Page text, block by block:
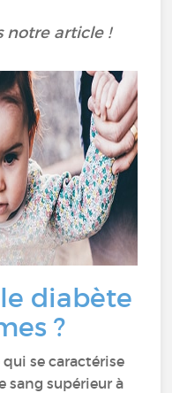
notre article !
diabète
?
se caractérise
sang supérieur à